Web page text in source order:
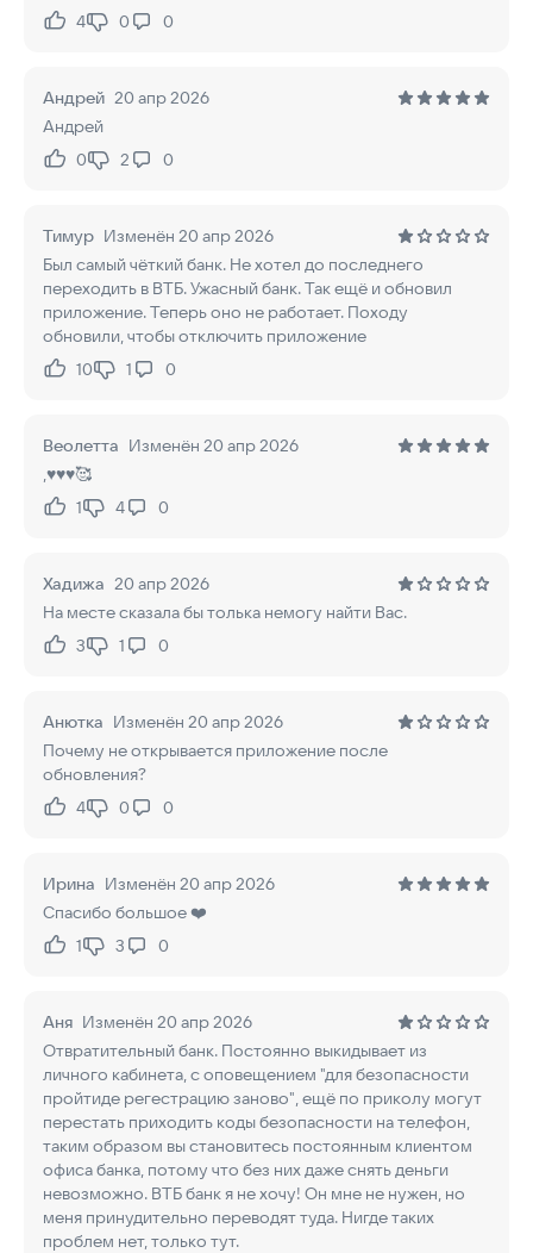
Нравится:
4Не нравится:
0 0
Андрей 20 апр 2026
Андрей
Нравится:
0Не нравится:
2 0
Тимур Изменён 20 апр 2026
Был самый чёткий банк. Не хотел до последнего
переходить в ВТБ. Ужасный банк. Так ещё и обновил
приложение. Теперь оно не работает. Походу
обновили, чтобы отключить приложение
Нравится:
10Не нравится:
1 0
Веолетта Изменён 20 апр 2026
,♥️♥️♥️🥰
Нравится:
1Не нравится:
4 0
Хадижа 20 апр 2026
На месте сказала бы толька немогу найти Вас.
Нравится:
3Не нравится:
1 0
Анютка Изменён 20 апр 2026
Почему не открывается приложение после
обновления?
Нравится:
4Не нравится:
0 0
Ирина Изменён 20 апр 2026
Спасибо большое ❤️
Нравится:
1Не нравится:
3 0
Аня Изменён 20 апр 2026
Отвратительный банк. Постоянно выкидывает из
личного кабинета, с оповещением "для безопасности
пройтиде регестрацию заново", ещё по приколу могут
перестать приходить коды безопасности на телефон,
таким образом вы становитесь постоянным клиентом
офиса банка, потому что без них даже снять деньги
невозможно. ВТБ банк я не хочу! Он мне не нужен, но
меня принудительно переводят туда. Нигде таких
проблем нет, только тут.